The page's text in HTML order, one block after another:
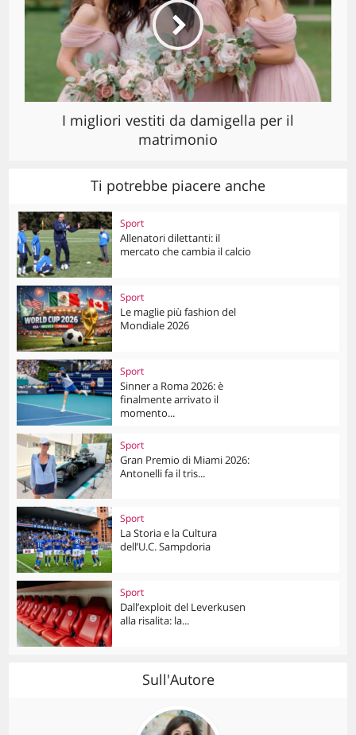
I migliori vestiti da damigella per il
matrimonio
Ti potrebbe piacere anche
Sport
Allenatori dilettanti: il
mercato che cambia il calcio
Sport
Le maglie più fashion del
Mondiale 2026
Sport
Sinner a Roma 2026: è
finalmente arrivato il
momento...
Sport
Gran Premio di Miami 2026:
Antonelli fa il tris...
Sport
La Storia e la Cultura
dell’U.C. Sampdoria
Sport
Dall’exploit del Leverkusen
alla risalita: la...
Sull'Autore